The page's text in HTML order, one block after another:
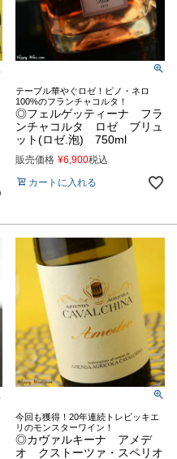
テーブル華やぐロゼ！ピノ・ネロ
100%のフランチャコルタ！
◎フェルゲッティーナ フラ
ンチャコルタ ロゼ ブリュ
ット(ロゼ.泡) 750ml
販売価格 ¥6,900税込
カートに入れる
今回も獲得！20年連続トレビッキエ
リのモンスターワイン！
◎カヴァルキーナ アメデ
オ クストーツァ・スペリオ